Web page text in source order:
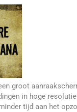
groot
in hoge
tijd aan het